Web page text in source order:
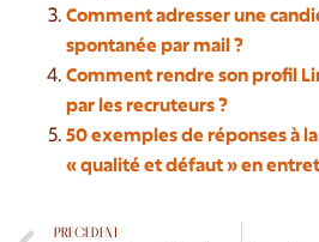
Comment adresser une
spontanée par mail ?
Comment rendre son profil
par les recruteurs ?
50 exemples de réponses à
« qualité et défaut » en
PRÉCÉDENT